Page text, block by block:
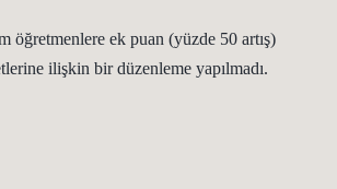
öğretmenlere ek puan (yüzde 50 artış)
ilişkin bir düzenleme yapılmadı.